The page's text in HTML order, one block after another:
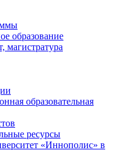
образование
магистратура
образовательная
ресурсы
«Иннополис» в